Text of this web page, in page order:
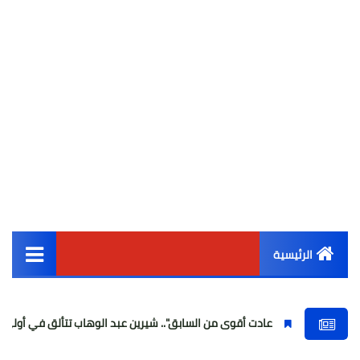
الرئيسية
أخبار مصر
عادت أقوى من السابق".. شيرين عبد الوهاب تتألق في أولى حفلاتها بعد